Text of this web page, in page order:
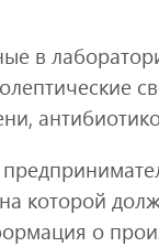
в
которой
о